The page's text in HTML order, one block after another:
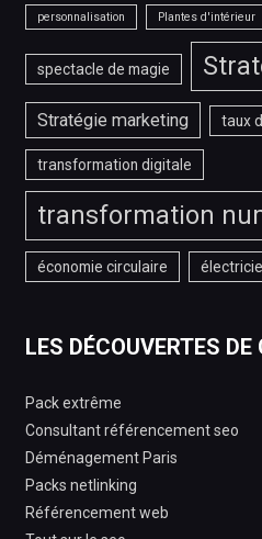
personnalisation Plantes d'intérieur
spectacle de magie
Stratégie marketing taux
transformation digitale
transformation
économie circulaire
LES DÉCOUVERTES DE
Pack extrême
Consultant référencement seo
Déménagement Paris
Packs netlinking
Référencement web